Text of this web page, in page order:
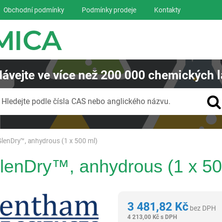
anhydrous (1 x 500 ml)
anhydrous (1 x
3 481,82 Kč bez DPH
4 213,00 Kč s DPH
Obchodní podmínky Podmínky prodeje Kontakty
ve více než200 000 chemických
Hledejte podle čísla CAS nebo anglického názvu.